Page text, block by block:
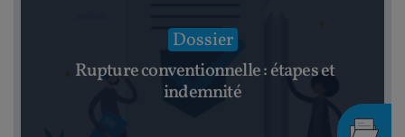
Dossier
Rupture conventionnelle : étapes et
indemnité